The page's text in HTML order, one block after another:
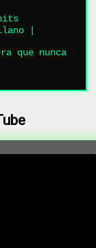
|
que nunca